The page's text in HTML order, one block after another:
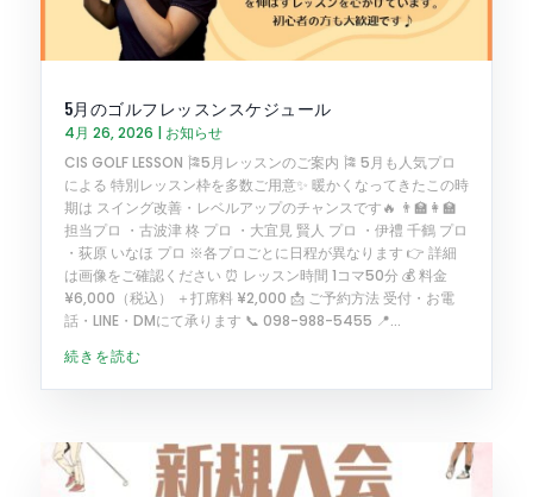
5月のゴルフレッスンスケジュール
4月 26, 2026 | お知らせ
CIS GOLF LESSON 🎏5月レッスンのご案内 🎏 5月も人気プロ
による 特別レッスン枠を多数ご用意✨ 暖かくなってきたこの時
期は スイング改善・レベルアップのチャンスです🔥 👨‍🏫👩‍🏫
担当プロ ・古波津 柊 プロ ・大宜見 賢人 プロ ・伊禮 千鶴 プロ
・荻原 いなほ プロ ※各プロごとに日程が異なります 👉 詳細
は画像をご確認ください ⏰ レッスン時間 1コマ50分 💰 料金
¥6,000（税込） ＋打席料 ¥2,000 📩 ご予約方法 受付・お電
話・LINE・DMにて承ります 📞 098-988-5455 📍...
続きを読む